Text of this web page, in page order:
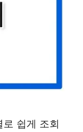
쉽게 조회